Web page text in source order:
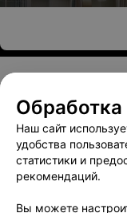
О проекте
Наш сайт
удобства
статистики и
рекомендаций.
Вы можете